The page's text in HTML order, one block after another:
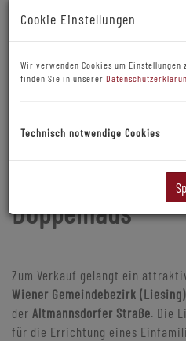
Baugrundstück
Projektstudie
Doppelhaus
Zum Verkauf gelangt ein
Wiener Gemeindebezirk (Liesing)
der Altmannsdorfer Straße. Die
für die Errichtung eines
Cookie Einstellungen
Wir verwenden Cookies um
finden Sie in unserer
Technisch notwendige Cookies